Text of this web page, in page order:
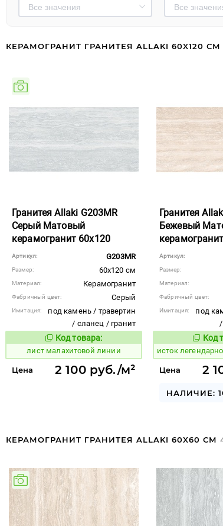
КЕРАМОГРАНИТ ГРАНИТЕЯ ALLAKI 60X120 СМ
Гранитея Allaki G203MR
Серый Матовый
керамогранит 60x120
Артикул: G203MR
Размер: 60x120 см
Материал: Керамогранит
Фабричный цвет: Серый
Имитация:
под камень / травертин
/ сланец / гранит
Код товара:
881544 Код товара:
лист малахитовой линии
Цена 2 100 руб./м²
Гранитея
Бежевый
Артикул:
Размер:
Материал:
Фабричный цвет:
Имитация:
под
583503 Код
исток
Цена 2
НАЛИЧИЕ:
КЕРАМОГРАНИТ ГРАНИТЕЯ ALLAKI 60X60 СМ